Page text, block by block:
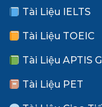
Tài Liệu IELTS
Tài Liệu TOEIC
Tài Liệu APTIS
Tài Liệu PET